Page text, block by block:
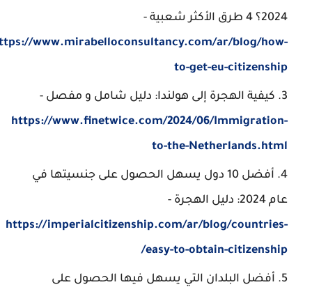
2024؟ 4 طرق الأكثر شعبية -
https://www.mirabelloconsultancy.com/ar/blog/how-
to-get-eu-citizenship
كيفية الهجرة إلى هولندا: دليل شامل و مفصل -
https://www.finetwice.com/2024/06/Immigration-
to-the-Netherlands.html
أفضل 10 دول يسهل الحصول على جنسيتها في
عام 2024: دليل الهجرة -
https://imperialcitizenship.com/ar/blog/countries-
easy-to-obtain-citizenship/
أفضل البلدان التي يسهل فيها الحصول على